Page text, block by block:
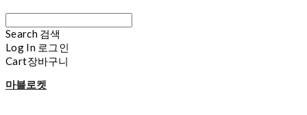
Search 검색
Log In 로그인
Cart장바구니
마블로켓